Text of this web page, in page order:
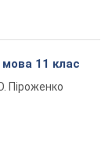
мова 11 клас
Піроженко